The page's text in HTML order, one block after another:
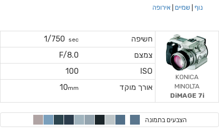
נוף שמיים אירופה
חשיפה sec
1/750
צמצם
F/8.0
ISO
100
אורך מוקד
10mm
KONICA
MINOLTA
DiMAGE 7i
הצבעים בתמונה